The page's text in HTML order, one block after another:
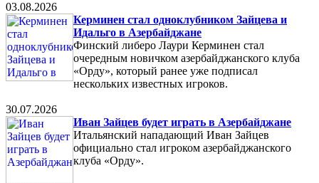
03.08.2026
Керминен стал одноклубником Зайцева и
Идальго в Азербайджане
Финский либеро Лаури Керминен стал
очередным новичком азербайджанского клуба
«Орду», который ранее уже подписал
нескольких известных игроков.
30.07.2026
Иван Зайцев будет играть в Азербайджане
Итальянский нападающий Иван Зайцев
официально стал игроком азербайджанского
клуба «Орду».